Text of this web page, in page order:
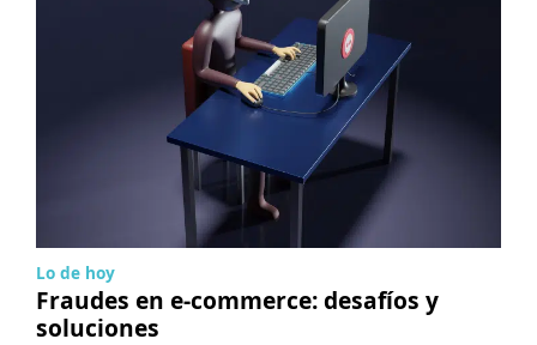
Lo de hoy
Fraudes en e-commerce: desafíos y
soluciones